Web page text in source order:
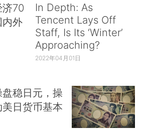
70
内外
In Depth: As
Tencent Lays Off
Staff, Is Its ‘Winter’
Approaching?
2022年04月01日
稳日元，操
日货币基本